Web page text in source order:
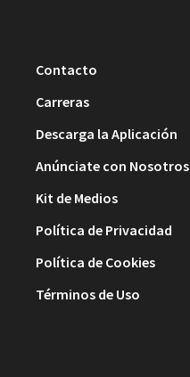
Contacto
Carreras
Descarga la Aplicación
Anúnciate con Nosotros
Kit de Medios
Política de Privacidad
Política de Cookies
Términos de Uso